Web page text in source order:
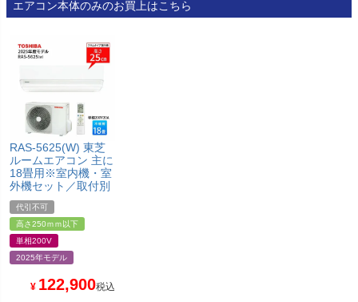
エアコン本体のみのお買上はこちら
RAS-5625(W) 東芝
ルームエアコン 主に
18畳用※室内機・室
外機セット／取付別
代引不可
高さ250ｍｍ以下
単相200V
2025年モデル
¥ 122,900税込